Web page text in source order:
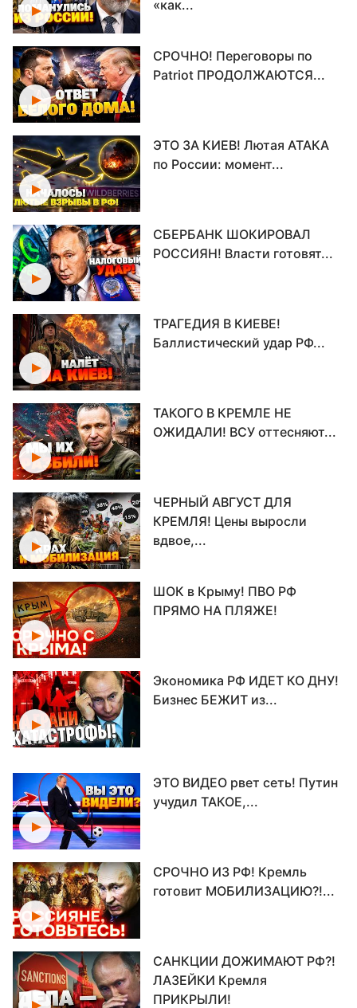
«как...
СРОЧНО! Переговоры по
Patriot ПРОДОЛЖАЮТСЯ...
ЭТО ЗА КИЕВ! Лютая АТАКА
по России: момент...
СБЕРБАНК ШОКИРОВАЛ
РОССИЯН! Власти готовят...
ТРАГЕДИЯ В КИЕВЕ!
Баллистический удар РФ...
ТАКОГО В КРЕМЛЕ НЕ
ОЖИДАЛИ! ВСУ оттесняют...
ЧЕРНЫЙ АВГУСТ ДЛЯ
КРЕМЛЯ! Цены выросли
вдвое,...
ШОК в Крыму! ПВО РФ
ПРЯМО НА ПЛЯЖЕ!
Экономика РФ ИДЕТ КО ДНУ!
Бизнес БЕЖИТ из...
ЭТО ВИДЕО рвет сеть! Путин
учудил ТАКОЕ,...
СРОЧНО ИЗ РФ! Кремль
готовит МОБИЛИЗАЦИЮ?!...
САНКЦИИ ДОЖИМАЮТ РФ?!
ЛАЗЕЙКИ Кремля
ПРИКРЫЛИ!